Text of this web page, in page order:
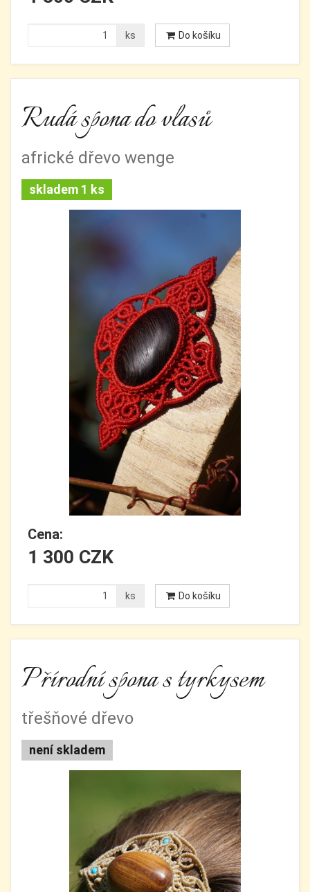
ks Do košíku
Rudá spona do vlasů
africké dřevo wenge
skladem 1 ks
Cena:
1 300 CZK
ks Do košíku
Přírodní spona s tyrkysem
třešňové dřevo
není skladem